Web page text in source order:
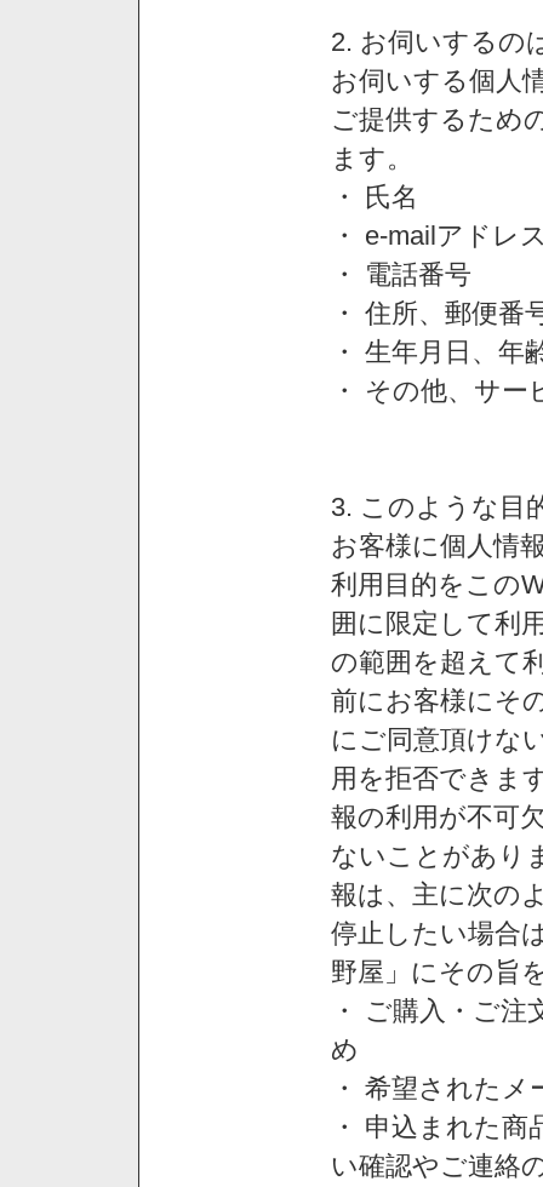
2. お伺いするの
お伺いする個人
ご提供するため
ます。
・ 氏名
・ e-mailアドレ
・ 電話番号
・ 住所、郵便番
・ 生年月日、年
・ その他、サ
3. このような目
お客様に個人情
利用目的をこの
囲に限定して利
の範囲を超えて
前にお客様にそ
にご同意頂けな
用を拒否できま
報の利用が不可
ないことがあり
報は、主に次の
停止したい場合
野屋」にその旨
・ ご購入・ご
め
・ 希望された
・ 申込まれた
い確認やご連絡